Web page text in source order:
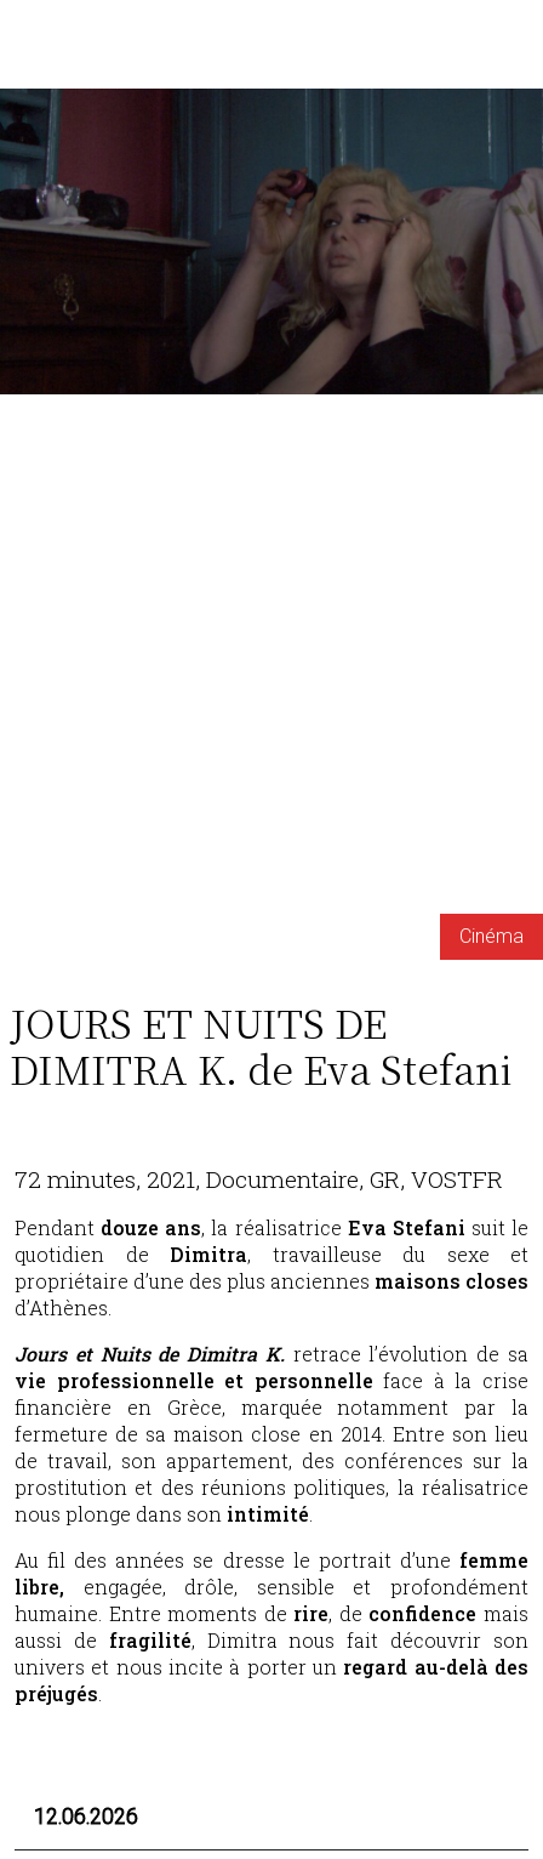
Cinéma
JOURS ET NUITS DE
DIMITRA K. de Eva Stefani
72 minutes, 2021, Documentaire, GR, VOSTFR
Pendant douze ans, la réalisatrice Eva Stefani suit le
quotidien de Dimitra, travailleuse du sexe et
propriétaire d’une des plus anciennes maisons closes
d’Athènes.
Jours et Nuits de Dimitra K.retrace l’évolution de sa
vie professionnelle et personnelle face à la crise
financière en Grèce, marquée notamment par la
fermeture de sa maison close en 2014. Entre son lieu
de travail, son appartement, des conférences sur la
prostitution et des réunions politiques, la réalisatrice
nous plonge dans son intimité.
Au fil des années se dresse le portrait d’une femme
libre, engagée, drôle, sensible et profondément
humaine. Entre moments de rire, de confidence mais
aussi de fragilité, Dimitra nous fait découvrir son
univers et nous incite à porter un regard au-delà des
préjugés.
12.06.2026